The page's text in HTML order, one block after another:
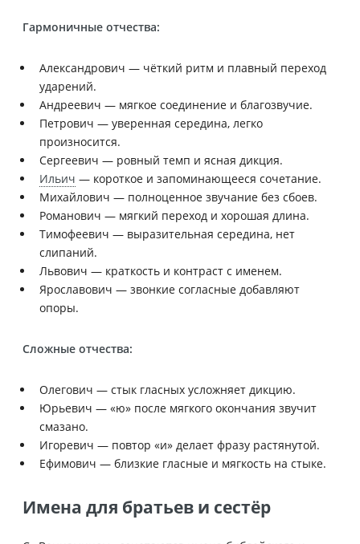
Гармоничные отчества:
Александрович — чёткий ритм и плавный переход
ударений.
Андреевич — мягкое соединение и благозвучие.
Петрович — уверенная середина, легко
произносится.
Сергеевич — ровный темп и ясная дикция.
Ильич — короткое и запоминающееся сочетание.
Михайлович — полноценное звучание без сбоев.
Романович — мягкий переход и хорошая длина.
Тимофеевич — выразительная середина, нет
слипаний.
Львович — краткость и контраст с именем.
Ярославович — звонкие согласные добавляют
опоры.
Сложные отчества:
Олегович — стык гласных усложняет дикцию.
Юрьевич — «ю» после мягкого окончания звучит
смазано.
Игоревич — повтор «и» делает фразу растянутой.
Ефимович — близкие гласные и мягкость на стыке.
Имена для братьев и сестёр